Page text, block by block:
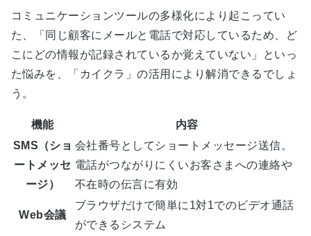
コミュニケーションツールの多様化により起こってい
た、「同じ顧客にメールと電話で対応しているため、ど
こにどの情報が記録されているか覚えていない」といっ
た悩みを、「カイクラ」の活用により解消できるでしょ
う。
機能
内容
SMS（ショ
ートメッセ
ージ）
会社番号としてショートメッセージ送信。
電話がつながりにくいお客さまへの連絡や
不在時の伝言に有効
Web会議
ブラウザだけで簡単に1対1でのビデオ通話
ができるシステム